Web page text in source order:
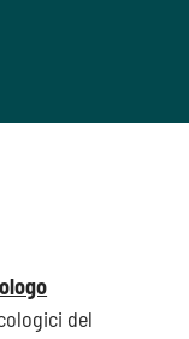
del